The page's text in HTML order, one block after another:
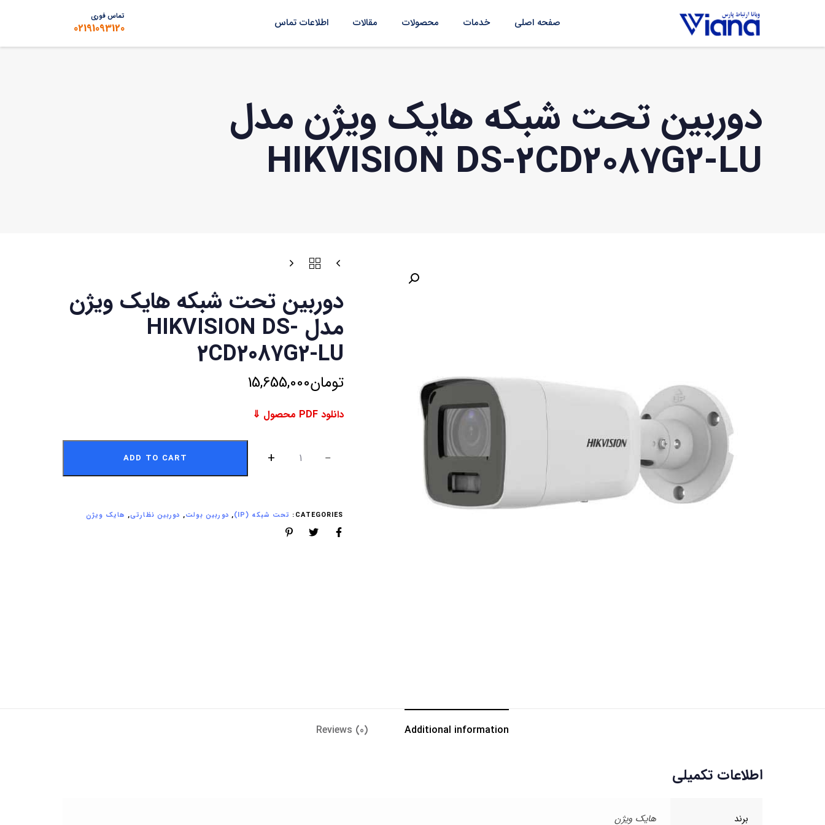
صفحه اصلی خدمات محصولات مقالات اطلاعات تماس تماس فوری
02191093120
دوربین تحت شبکه هایک ویژن مدل
HIKVISION DS-2CD2087G2-LU
دوربین تحت شبکه هایک ویژن
مدل HIKVISION DS-
2CD2087G2-LU
تومان15,655,000
دانلود PDF محصول ⇓
ADD TO CART
CATEGORIES: تحت شبکه (IP) , دوربین بولت, دوربین نظارتی, هایک ویژن
Additional information
Reviews (0)
اطلاعات تکمیلی
برند هایک ویژن